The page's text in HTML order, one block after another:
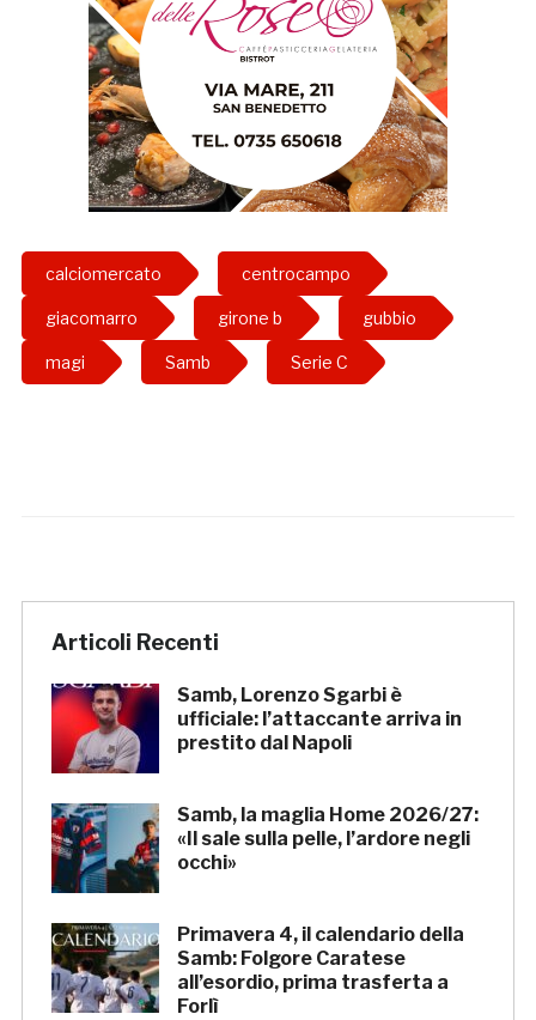
calciomercato centrocampo
giacomarro girone b gubbio
magi Samb Serie C
Articoli Recenti
Samb, Lorenzo Sgarbi è
ufficiale: l’attaccante arriva in
prestito dal Napoli
Samb, la maglia Home 2026/27:
«Il sale sulla pelle, l’ardore negli
occhi»
Primavera 4, il calendario della
Samb: Folgore Caratese
all’esordio, prima trasferta a
Forlì